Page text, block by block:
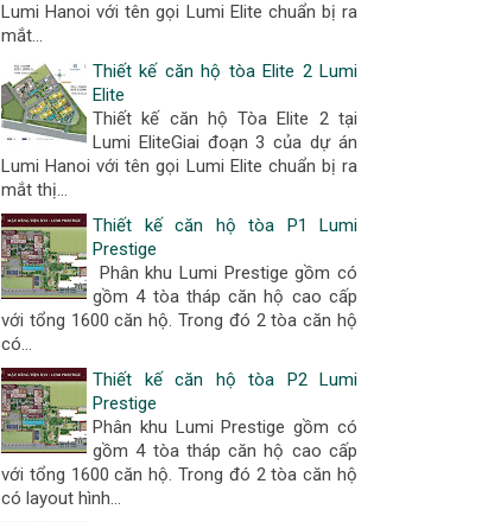
Lumi Hanoi với tên gọi Lumi Elite chuẩn bị ra
mắt...
Thiết kế căn hộ tòa Elite 2 Lumi
Elite
Thiết kế căn hộ Tòa Elite 2 tại
Lumi EliteGiai đoạn 3 của dự án
Lumi Hanoi với tên gọi Lumi Elite chuẩn bị ra
mắt thị...
Thiết kế căn hộ tòa P1 Lumi
Prestige
Phân khu Lumi Prestige gồm có
gồm 4 tòa tháp căn hộ cao cấp
với tổng 1600 căn hộ. Trong đó 2 tòa căn hộ
có...
Thiết kế căn hộ tòa P2 Lumi
Prestige
Phân khu Lumi Prestige gồm có
gồm 4 tòa tháp căn hộ cao cấp
với tổng 1600 căn hộ. Trong đó 2 tòa căn hộ
có layout hình...